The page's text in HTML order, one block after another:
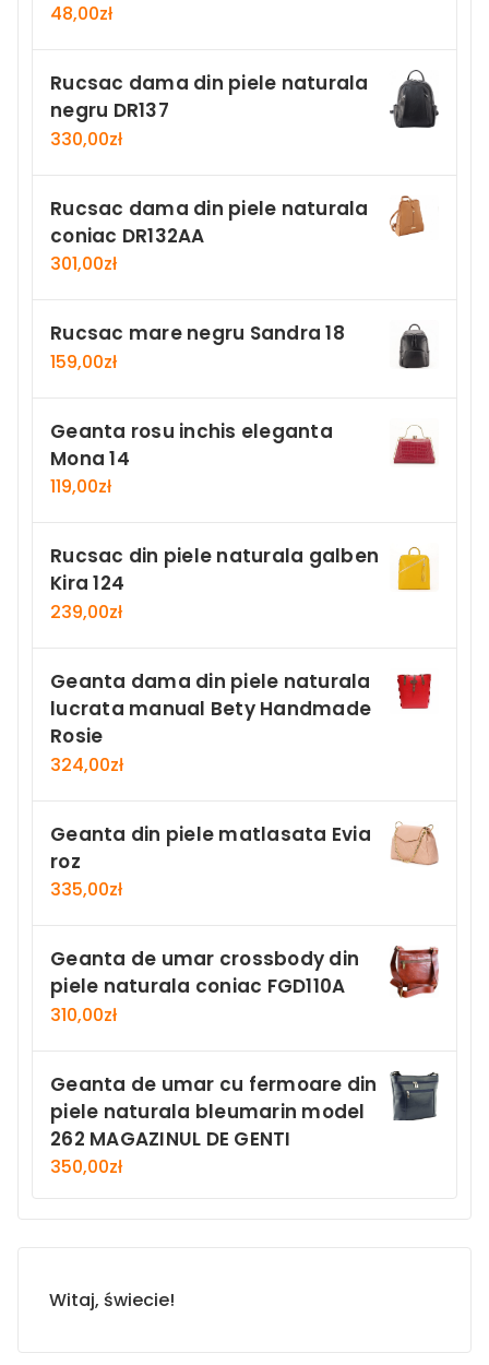
48,00zł
Rucsac dama din piele naturala
negru DR137
330,00zł
Rucsac dama din piele naturala
coniac DR132AA
301,00zł
Rucsac mare negru Sandra 18
159,00zł
Geanta rosu inchis eleganta
Mona 14
119,00zł
Rucsac din piele naturala galben
Kira 124
239,00zł
Geanta dama din piele naturala
lucrata manual Bety Handmade
Rosie
324,00zł
Geanta din piele matlasata Evia
roz
335,00zł
Geanta de umar crossbody din
piele naturala coniac FGD110A
310,00zł
Geanta de umar cu fermoare din
piele naturala bleumarin model
262 MAGAZINUL DE GENTI
350,00zł
Witaj, świecie!